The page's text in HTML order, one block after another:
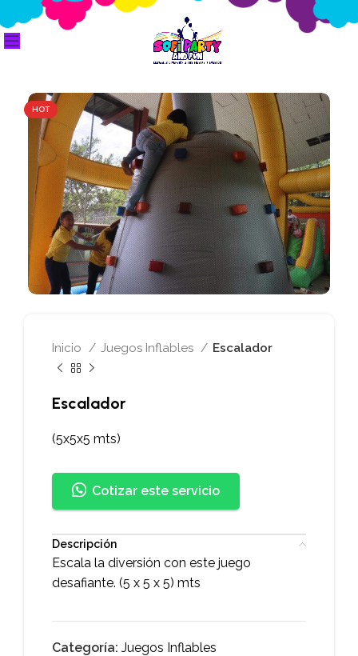
HOT
Inicio Juegos Inflables Escalador
Escalador
(5x5x5 mts)
Cotizar este servicio
Descripción
Escala la diversión con este juego
desafiante. (5 x 5 x 5) mts
Categoría: Juegos Inflables